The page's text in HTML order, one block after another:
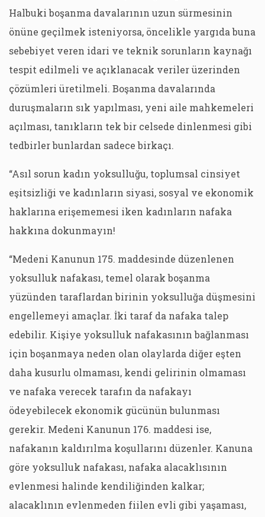
Halbuki boşanma davalarının uzun sürmesinin
önüne geçilmek isteniyorsa, öncelikle yargıda buna
sebebiyet veren idari ve teknik sorunların kaynağı
tespit edilmeli ve açıklanacak veriler üzerinden
çözümleri üretilmeli. Boşanma davalarında
duruşmaların sık yapılması, yeni aile mahkemeleri
açılması, tanıkların tek bir celsede dinlenmesi gibi
tedbirler bunlardan sadece birkaçı.
“Asıl sorun kadın yoksulluğu, toplumsal cinsiyet
eşitsizliği ve kadınların siyasi, sosyal ve ekonomik
haklarına erişememesi iken kadınların nafaka
hakkına dokunmayın!
“Medeni Kanunun 175. maddesinde düzenlenen
yoksulluk nafakası, temel olarak boşanma
yüzünden taraflardan birinin yoksulluğa düşmesini
engellemeyi amaçlar. İki taraf da nafaka talep
edebilir. Kişiye yoksulluk nafakasının bağlanması
için boşanmaya neden olan olaylarda diğer eşten
daha kusurlu olmaması, kendi gelirinin olmaması
ve nafaka verecek tarafın da nafakayı
ödeyebilecek ekonomik gücünün bulunması
gerekir. Medeni Kanunun 176. maddesi ise,
nafakanın kaldırılma koşullarını düzenler. Kanuna
göre yoksulluk nafakası, nafaka alacaklısının
evlenmesi halinde kendiliğinden kalkar;
alacaklının evlenmeden fiilen evli gibi yaşaması,